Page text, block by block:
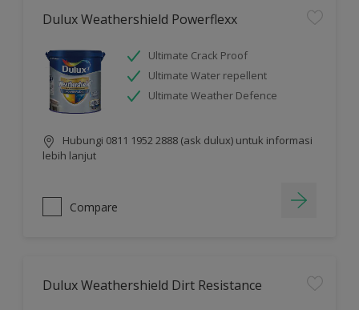
Dulux Weathershield Powerflexx
Ultimate Crack Proof
Ultimate Water repellent
Ultimate Weather Defence
Hubungi 0811 1952 2888 (ask dulux) untuk informasi
lebih lanjut
Compare
Dulux Weathershield Dirt Resistance